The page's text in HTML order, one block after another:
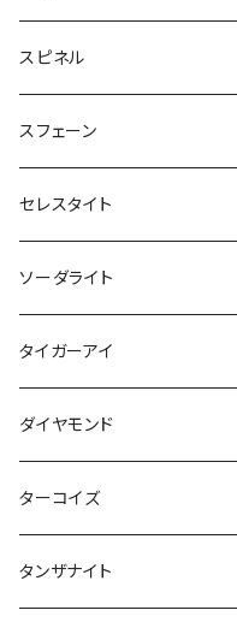
スピネル
スフェーン
セレスタイト
ソーダライト
タイガーアイ
ダイヤモンド
ターコイズ
タンザナイト